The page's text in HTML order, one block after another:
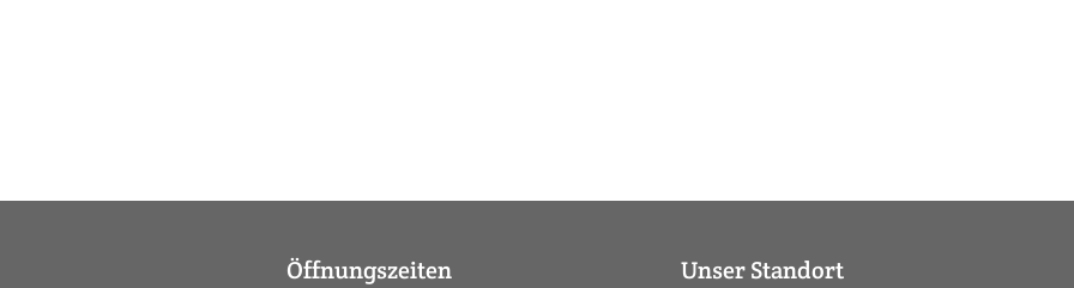
Öffnungszeiten Unser Standort